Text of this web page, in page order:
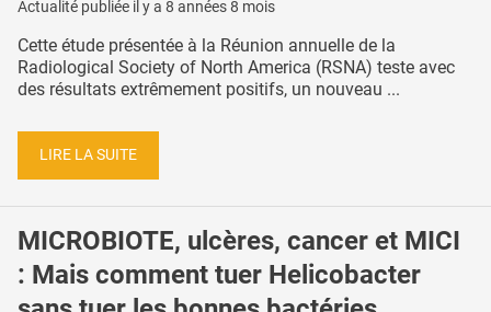
Actualité publiée il y a 8 années 8 mois
Cette étude présentée à la Réunion annuelle de la
Radiological Society of North America (RSNA) teste avec
des résultats extrêmement positifs, un nouveau ...
LIRE LA SUITE
MICROBIOTE, ulcères, cancer et MICI
: Mais comment tuer Helicobacter